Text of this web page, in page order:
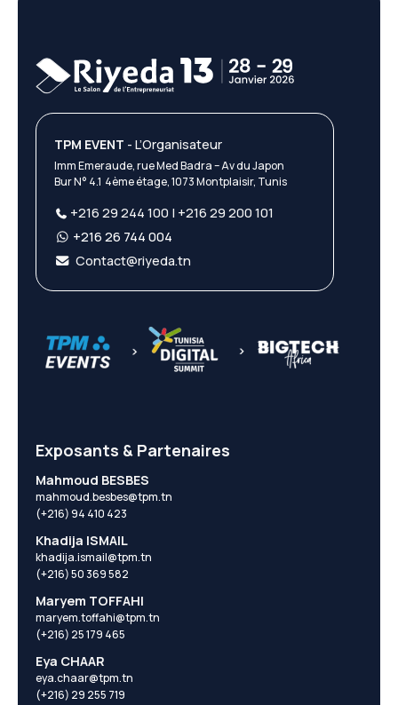
TPM EVENT - L’Organisateur
Imm Emeraude, rue Med Badra – Av du Japon
Bur N° 4.1 4ème étage, 1073 Montplaisir, Tunis
+216 29 244 100 | +216 29 200 101
+216 26 744 004
Contact@riyeda.tn
Exposants & Partenaires
Mahmoud BESBES
mahmoud.besbes@tpm.tn
(+216) 94 410 423
Khadija ISMAIL
khadija.ismail@tpm.tn
(+216) 50 369 582
Maryem TOFFAHI
maryem.toffahi@tpm.tn
(+216) 25 179 465
Eya CHAAR
eya.chaar@tpm.tn
(+216) 29 255 719